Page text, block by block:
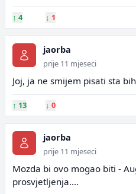
↑ 4 ↓ 1
jaorba
prije 11 mjeseci
Joj, ja ne smijem pisati sta
↑ 13 ↓ 0
jaorba
prije 11 mjeseci
Mozda bi ovo mogao biti -
prosvjetljenja....